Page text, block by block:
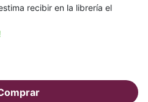
recibir en la librería el